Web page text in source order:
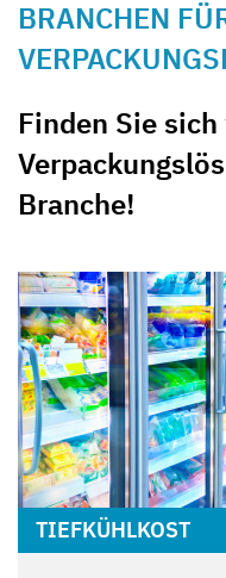
BRANCHEN
Finden Sie
Branche!
TIEFKÜHLKOST